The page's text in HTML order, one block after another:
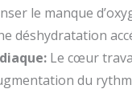
le manque
déshydratation
Le cœur
du